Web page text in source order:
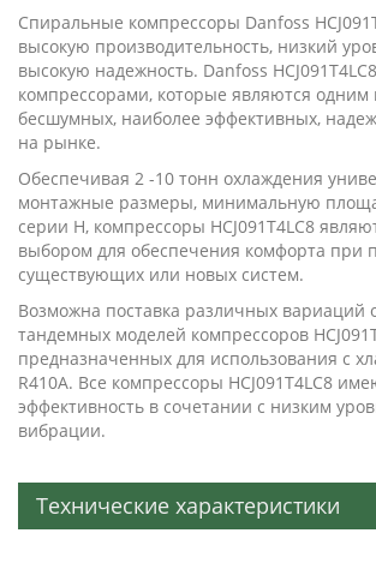
Cпиральные компрессоры Danfoss
высокую производительность, низкий
высокую надежность. Danfoss
компрессорами, которые являются одним
бесшумных, наиболее эффективных,
на рынке.
Обеспечивая 2 -10 тонн охлаждения
монтажные размеры, минимальную
серии Н, компрессоры HCJ091T4LC8
выбором для обеспечения комфорта при
существующих или новых систем.
Возможна поставка различных вариаций
тандемных моделей компрессоров
предназначенных для использования с
R410A. Все компрессоры HCJ091T4LC8
эффективность в сочетании с низким
вибрации.
Технические характеристики